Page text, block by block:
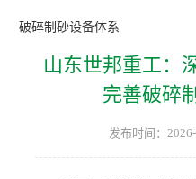
破碎制砂设备体系
山东世邦重工：
完善破碎
发布时间：